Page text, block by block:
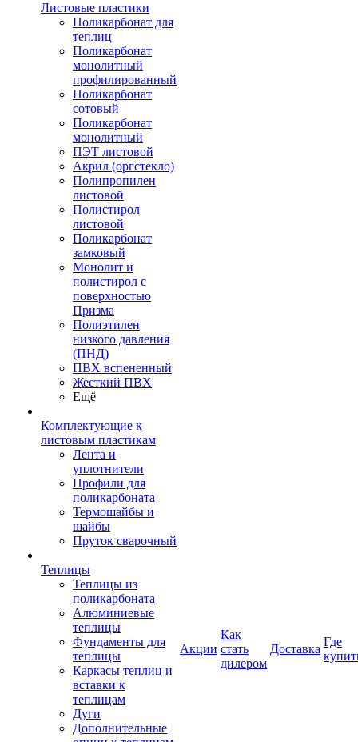
Листовые пластики
Поликарбонат для
теплиц
Поликарбонат
монолитный
профилированный
Поликарбонат
сотовый
Поликарбонат
монолитный
ПЭТ листовой
Акрил (оргстекло)
Полипропилен
листовой
Полистирол
листовой
Поликарбонат
замковый
Монолит и
полистирол с
поверхностью
Призма
Полиэтилен
низкого давления
(ПНД)
ПВХ вспененный
Жесткий ПВХ
Ещё
Комплектующие к
листовым пластикам
Лента и
уплотнители
Профили для
поликарбоната
Термошайбы и
шайбы
Пруток сварочный
Теплицы
Теплицы из
поликарбоната
Алюминиевые
теплицы
Фундаменты для
теплицы
Каркасы теплиц и
вставки к
теплицам
Дуги
Дополнительные
Акции
Как
стать
дилером
Доставка
Где